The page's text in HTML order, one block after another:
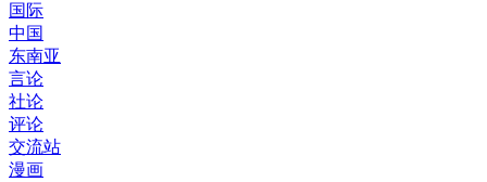
国际
中国
东南亚
言论
社论
评论
交流站
漫画